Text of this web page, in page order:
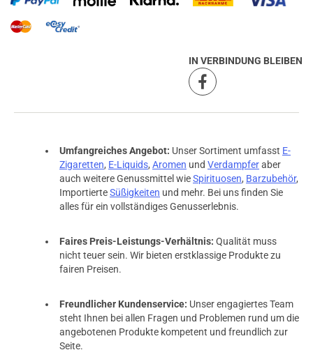
IN VERBINDUNG BLEIBEN
Umfangreiches Angebot: Unser Sortiment umfasst E-
Zigaretten, E-Liquids, Aromen und Verdampferaber
auch weitere Genussmittel wieSpirituosen, Barzubehör,
ImportierteSüßigkeiten und mehr. Bei uns finden Sie
alles für ein vollständiges Genusserlebnis.
Faires Preis-Leistungs-Verhältnis: Qualität muss
nicht teuer sein. Wir bieten erstklassige Produkte zu
fairen Preisen.
Freundlicher Kundenservice: Unser engagiertes Team
steht Ihnen bei allen Fragen und Problemen rund um die
angebotenen Produkte kompetent und freundlich zur
Seite.